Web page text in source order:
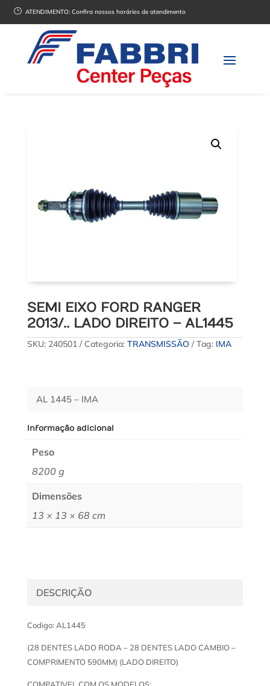
} ATENDIMENTO:Confira nossos horários de atendimento
SEMI EIXO FORD RANGER
2013/.. LADO DIREITO – AL1445
SKU: 240501 Categoria: TRANSMISSÃO Tag: IMA
AL 1445 – IMA
Informação adicional
Peso
8200 g
Dimensões
13 × 13 × 68 cm
DESCRIÇÃO
Codigo: AL1445
(28 DENTES LADO RODA – 28 DENTES LADO CAMBIO –
COMPRIMENTO 590MM) (LADO DIREITO)